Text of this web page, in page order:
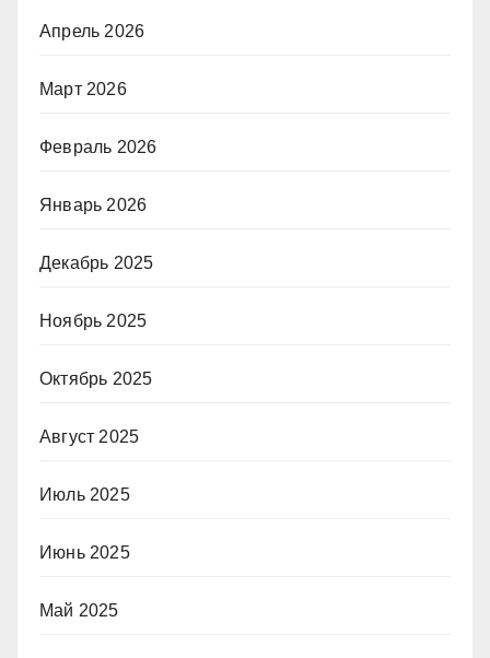
Апрель 2026
Март 2026
Февраль 2026
Январь 2026
Декабрь 2025
Ноябрь 2025
Октябрь 2025
Август 2025
Июль 2025
Июнь 2025
Май 2025